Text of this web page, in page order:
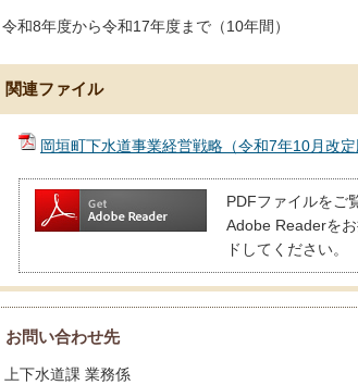
令和8年度から令和17年度まで（10年間）
関連ファイル
岡垣町下水道事業経営戦略（令和7年10月改定
PDFファイルをご
Adobe Readerを
ドしてください。
お問い合わせ先
上下水道課 業務係